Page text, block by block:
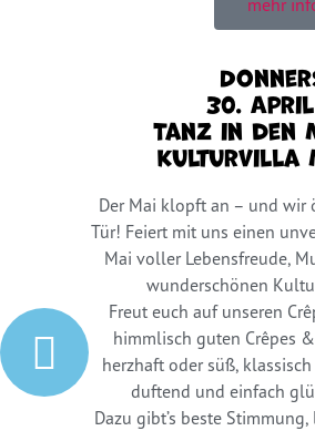
mehr
30.
Tanz in den
Kulturvilla
Der Mai klopft an – und wir
Tür! Feiert mit uns einen
Mai voller Lebensfreude,
wunderschönen
Freut euch auf unseren
himmlisch guten Crêpes
herzhaft oder süß,
duftend und einfach
Dazu gibt’s beste